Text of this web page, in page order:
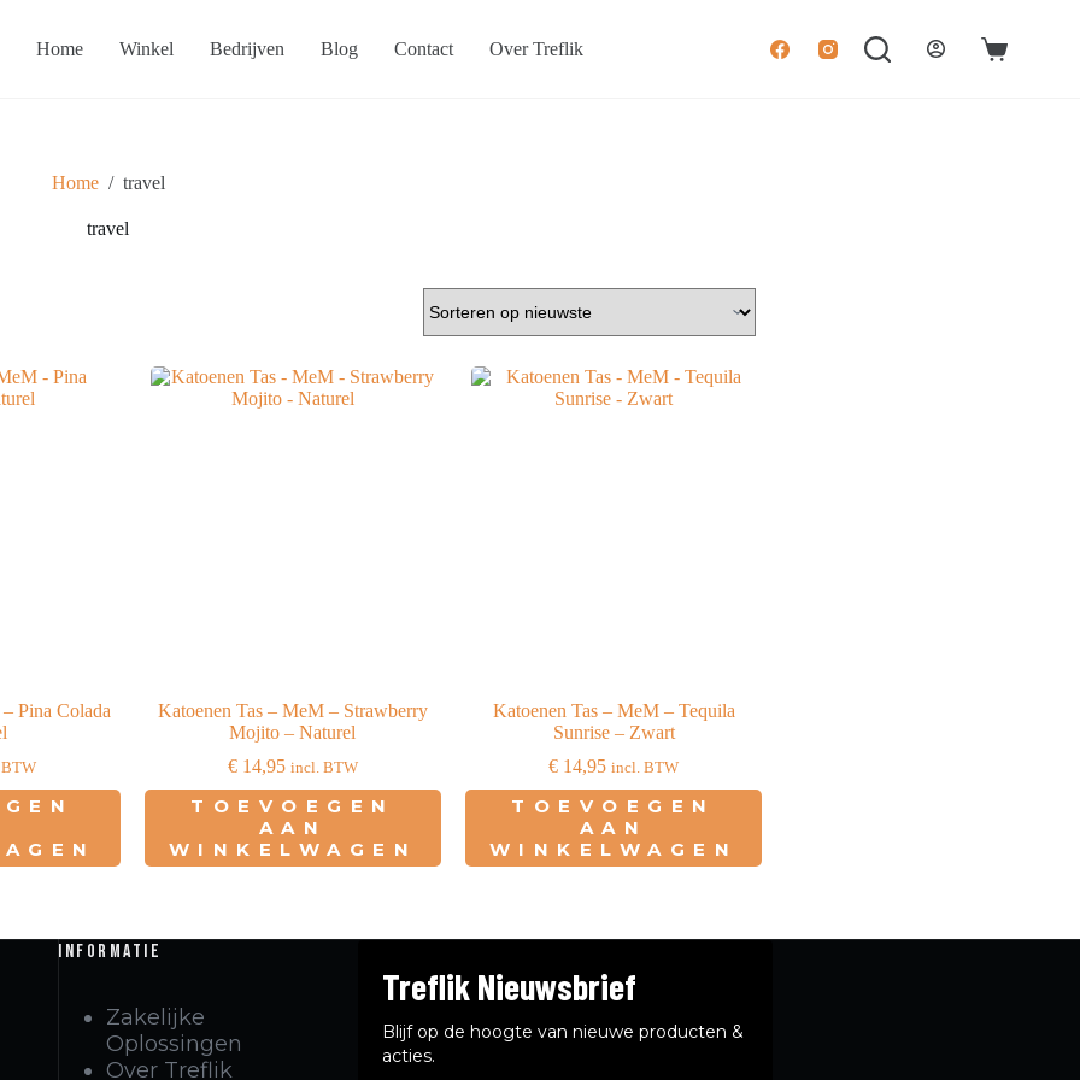
Home Winkel Bedrijven Blog Contact Over Treflik
Home / travel
travel
Pina Colada
Katoenen Tas – MeM – Strawberry
Mojito – Naturel
€14,95 incl. BTW
TOEVOEGEN
AAN
WINKELWAGEN
Katoenen Tas – MeM – Tequila
Sunrise – Zwart
€ 14,95 incl. BTW
TOEVOEGEN
AAN
WINKELWAGEN
Informatie
Zakelijke
Oplossingen
Over Treflik
Treflik Nieuwsbrief
Blijf op de hoogte van nieuwe producten &
acties.